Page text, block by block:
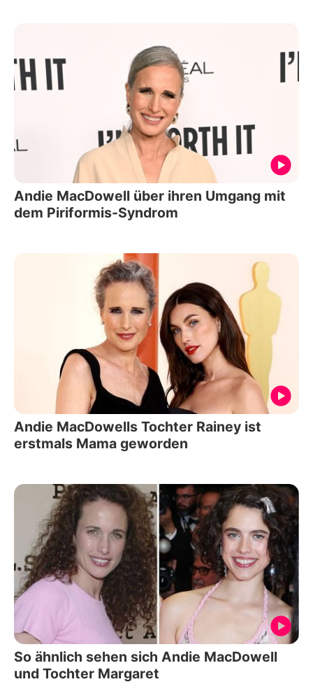
Andie MacDowell über ihren Umgang mit
dem Piriformis-Syndrom
Andie MacDowells Tochter Rainey ist
erstmals Mama geworden
So ähnlich sehen sich Andie MacDowell
und Tochter Margaret